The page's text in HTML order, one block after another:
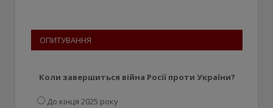
ОПИТУВАННЯ
Коли завершиться війна Росії проти України?
До кінця 2025 року